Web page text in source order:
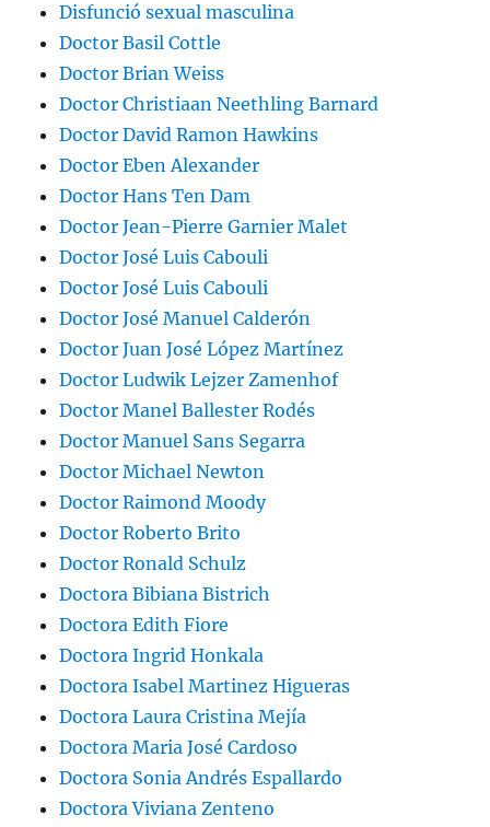
Disfunció sexual masculina
Doctor Basil Cottle
Doctor Brian Weiss
Doctor Christiaan Neethling Barnard
Doctor David Ramon Hawkins
Doctor Eben Alexander
Doctor Hans Ten Dam
Doctor Jean-Pierre Garnier Malet
Doctor José Luis Cabouli
Doctor José Luis Cabouli
Doctor José Manuel Calderón
Doctor Juan José López Martínez
Doctor Ludwik Lejzer Zamenhof
Doctor Manel Ballester Rodés
Doctor Manuel Sans Segarra
Doctor Michael Newton
Doctor Raimond Moody
Doctor Roberto Brito
Doctor Ronald Schulz
Doctora Bibiana Bistrich
Doctora Edith Fiore
Doctora Ingrid Honkala
Doctora Isabel Martinez Higueras
Doctora Laura Cristina Mejía
Doctora Maria José Cardoso
Doctora Sonia Andrés Espallardo
Doctora Viviana Zenteno